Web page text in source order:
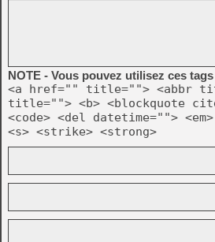
NOTE - Vous pouvez utilisez ces
<a href="" title=""> <abbr
title=""> <b> <blockquote
<code> <del datetime="">
<s> <strike> <strong>